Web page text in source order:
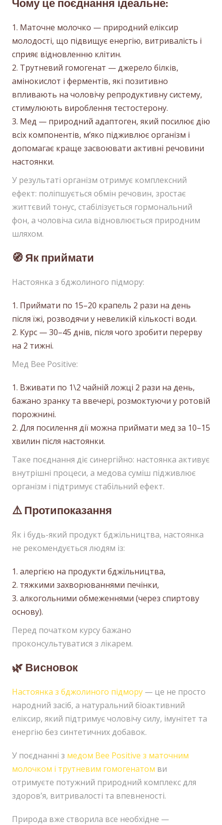
Чому це поєднання ідеальне:
Маточне молочко — природний еліксир
молодості, що підвищує енергію, витривалість і
сприяє відновленню клітин.
Трутневий гомогенат — джерело білків,
амінокислот і ферментів, які позитивно
впливають на чоловічу репродуктивну систему,
стимулюють вироблення тестостерону.
Мед — природний адаптоген, який посилює дію
всіх компонентів, м’яко підживлює організм і
допомагає краще засвоювати активні речовини
настоянки.
У результаті організм отримує комплексний
ефект: поліпшується обмін речовин, зростає
життєвий тонус, стабілізується гормональний
фон, а чоловіча сила відновлюється природним
шляхом.
🧭 Як приймати
Настоянка з бджолиного підмору:
Приймати по 15–20 крапель 2 рази на день
після їжі, розводячи у невеликій кількості води.
Курс — 30–45 днів, після чого зробити перерву
на 2 тижні.
Мед Bee Positive:
Вживати по 1\2 чайній ложці 2 рази на день,
бажано зранку та ввечері, розмоктуючи у ротовій
порожнині.
Для посилення дії можна приймати мед за 10–15
хвилин після настоянки.
Таке поєднання діє синергійно: настоянка активує
внутрішні процеси, а медова суміш підживлює
організм і підтримує стабільний ефект.
⚠️ Протипоказання
Як і будь-який продукт бджільництва, настоянка
не рекомендується людям із:
алергією на продукти бджільництва,
тяжкими захворюваннями печінки,
алкогольними обмеженнями (через спиртову
основу).
Перед початком курсу бажано
проконсультуватися з лікарем.
🌿 Висновок
Настоянка з бджолиного підмору — це не просто
народний засіб, а натуральний біоактивний
еліксир, який підтримує чоловічу силу, імунітет та
енергію без синтетичних добавок.
У поєднанні з медом Bee Positive з маточним
молочком і трутневим гомогенатом ви
отримуєте потужний природний комплекс для
здоров’я, витривалості та впевненості.
Природа вже створила все необхідне —